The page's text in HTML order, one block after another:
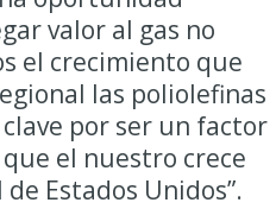
valor al gas no
el crecimiento que
las poliolefinas
por ser un factor
el nuestro crece
Estados Unidos”.